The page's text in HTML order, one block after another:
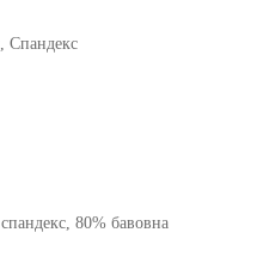
Спандекс
80% бавовна